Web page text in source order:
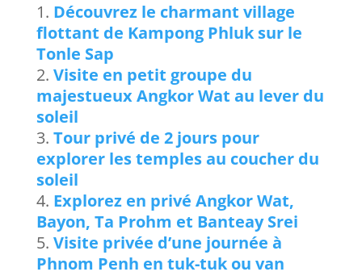
Découvrez le charmant village
flottant de Kampong Phluk sur le
Tonle Sap
Visite en petit groupe du
majestueux Angkor Wat au lever du
soleil
Tour privé de 2 jours pour
explorer les temples au coucher du
soleil
Explorez en privé Angkor Wat,
Bayon, Ta Prohm et Banteay Srei
Visite privée d’une journée à
Phnom Penh en tuk-tuk ou van